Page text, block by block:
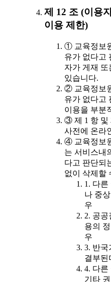
제 12 조 (이용
이용 제한)
① 교육정보
유가 없다고
자가 게재
있습니다.
② 교육정보
유가 없다고
이용을 부분
③ 제 1 항 및
사전에 온라
④ 교육정보
는 서비스내
다고 판단되
없이 삭제할
1. 다른
나 중
우
2. 공
용의
우
3. 반국
결부된
4. 다른
기타